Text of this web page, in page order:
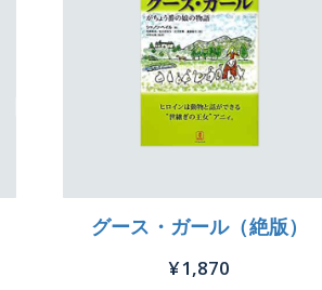
グース・ガール（絶版）
¥1,870